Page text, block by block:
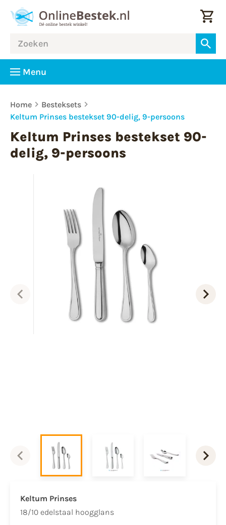
Menu
Home
Besteksets
Keltum Prinses bestekset 90-delig, 9-persoons
Keltum Prinses bestekset 90-
delig, 9-persoons
Keltum Prinses
18/10 edelstaal hoogglans